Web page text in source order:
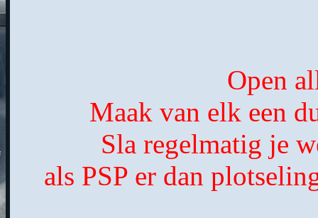
Open
Maak van elk een
Sla regelmatig je
als PSP er dan